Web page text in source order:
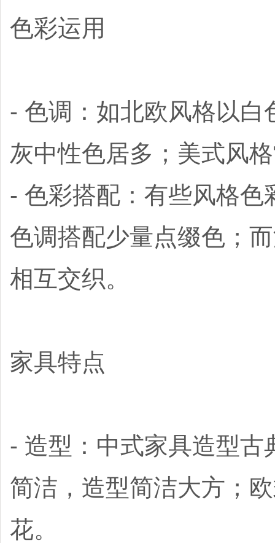
色彩运用
- 色调：如北欧风格以
灰中性色居多；美式风
- 色彩搭配：有些风格
色调搭配少量点缀色；
相互交织。
家具特点
- 造型：中式家具造型
简洁，造型简洁大方；
花。